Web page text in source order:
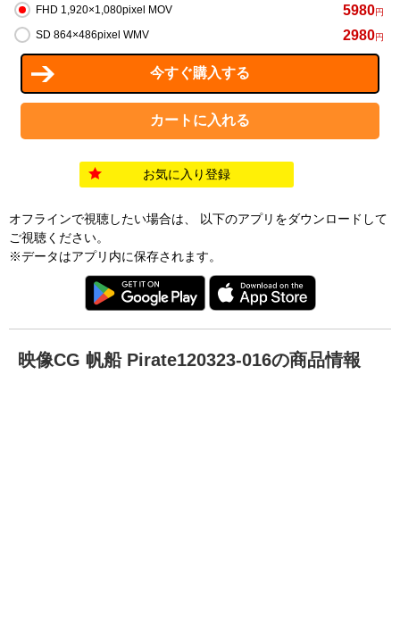
FHD 1,920×1,080pixel MOV 5980円
SD 864×486pixel WMV 2980円
お気に入り登録
オフラインで視聴したい場合は、 以下のアプリをダウンロードして
ご視聴ください。
※データはアプリ内に保存されます。
映像CG 帆船 Pirate120323-016の商品情報